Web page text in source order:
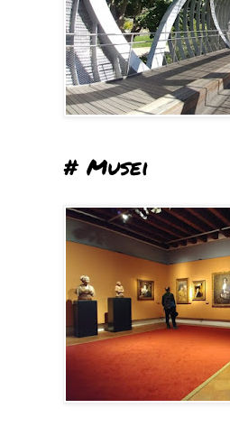
# Musei